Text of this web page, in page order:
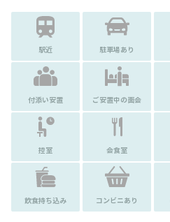
駅近 駐車場あり
付添い安置 ご安置中の面会
控室 会食室
飲食持ち込み コンビニあり